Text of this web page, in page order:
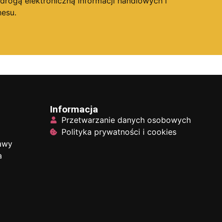
Informacja
Przetwarzanie danych osobowych
Polityka prywatności i cookies